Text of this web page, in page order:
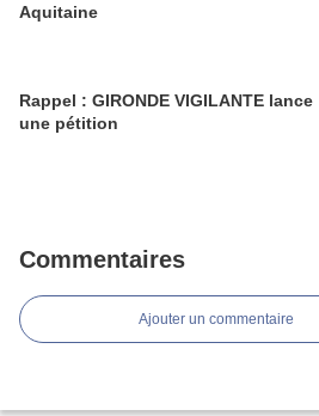
Aquitaine
Rappel : GIRONDE VIGILANTE lance
une pétition
Commentaires
Ajouter un commentaire